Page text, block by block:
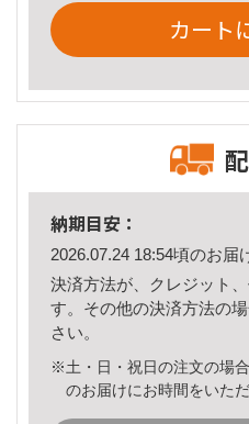
カート
納期目安：
2026.07.24 18:54頃のお届
決済方法が、クレジット
す。その他の決済方法の
さい。
※土・日・祝日の注文の場
のお届けにお時間をいた